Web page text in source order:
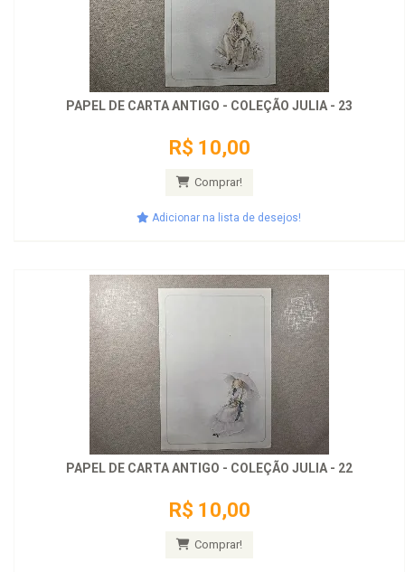
PAPEL DE CARTA ANTIGO - COLEÇÃO JULIA - 23
R$ 10,00
Comprar!
Adicionar na lista de desejos!
PAPEL DE CARTA ANTIGO - COLEÇÃO JULIA - 22
R$ 10,00
Comprar!